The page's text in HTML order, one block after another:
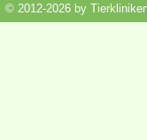
© 2012-2026 by